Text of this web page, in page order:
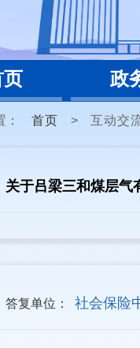
页 政
首页 > 互动交
关于吕梁三和煤层气
答复单位： 社会保险